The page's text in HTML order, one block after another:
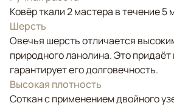
Ковёр ткали 2 мастера в течение 5
Шерсть
Овечья шерсть отличается
природного ланолина. Это придаёт
гарантирует его долговечность.
Высокая плотность
Соткан с применением двойного